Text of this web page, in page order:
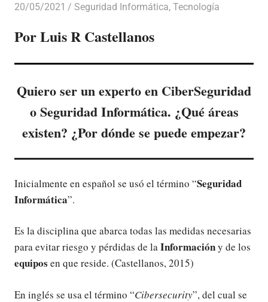
20/05/2021 De todo un Poco
Seguridad Informática,Tecnología
Por Luis R Castellanos
Quiero ser un experto en CiberSeguridad
o Seguridad Informática. ¿Qué áreas
existen? ¿Por dónde se puede empezar?
Inicialmente en español se usó el término “Seguridad
Informática”.
Es la disciplina que abarca todas las medidas necesarias
para evitar riesgo y pérdidas de laInformacióny de los
equipos en que reside. (Castellanos, 2015)
En inglés se usa el término “Cibersecurity”, del cual se